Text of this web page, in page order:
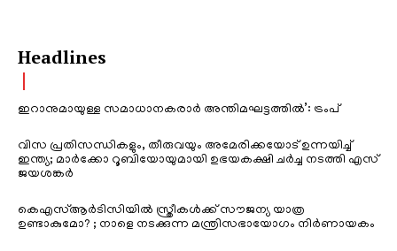
Headlines
ഇറാനുമായുള്ള സമാധാനകരാർ അന്തിമഘട്ടത്തിൽ‌’: ട്രംപ്
വിസ പ്രതിസന്ധികളും, തീരുവയും അമേരിക്കയോട് ഉന്നയിച്ച്
ഇന്ത്യ; മാർക്കോ റൂബിയോയുമായി ഉഭയകക്ഷി ചർച്ച നടത്തി എസ്
ജയശങ്കർ
കെഎസ്ആർടിസിയിൽ സ്ത്രീകൾക്ക് സൗജന്യ യാത്ര
ഉണ്ടാകുമോ? ; നാളെ നടക്കുന്ന മന്ത്രിസഭായോഗം നിർണായകം